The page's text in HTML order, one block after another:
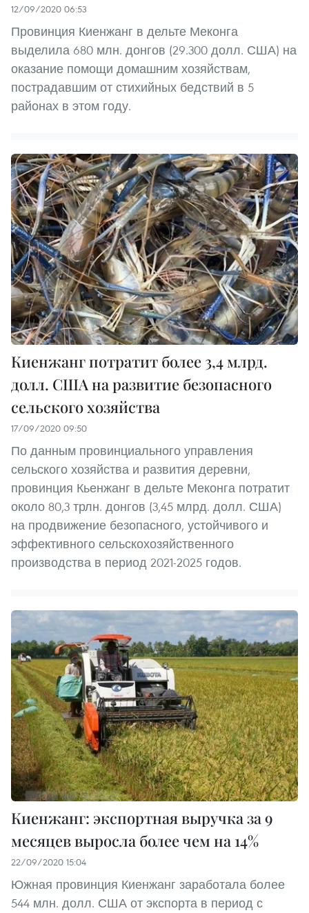
12/09/2020 06:53
Провинция Киенжанг в дельте Меконга
выделила 680 млн. донгов (29.300 долл. США) на
оказание помощи домашним хозяйствам,
пострадавшим от стихийных бедствий в 5
районах в этом году.
Киенжанг потратит более 3,4 млрд.
долл. США на развитие безопасного
сельского хозяйства
17/09/2020 09:50
По данным провинциального управления
сельского хозяйства и развития деревни,
провинция Кьенжанг в дельте Меконга потратит
около 80,3 трлн. донгов (3,45 млрд. долл. США)
на продвижение безопасного, устойчивого и
эффективного сельскохозяйственного
производства в период 2021-2025 годов.
Киенжанг: экспортная выручка за 9
месяцев выросла более чем на 14%
22/09/2020 15:04
Южная провинция Киенжанг заработала более
544 млн. долл. США от экспорта в период с